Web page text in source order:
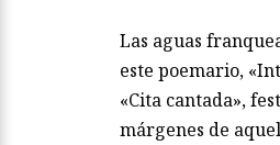
Las aguas
este poemario,
«Cita cantada»,
márgenes de